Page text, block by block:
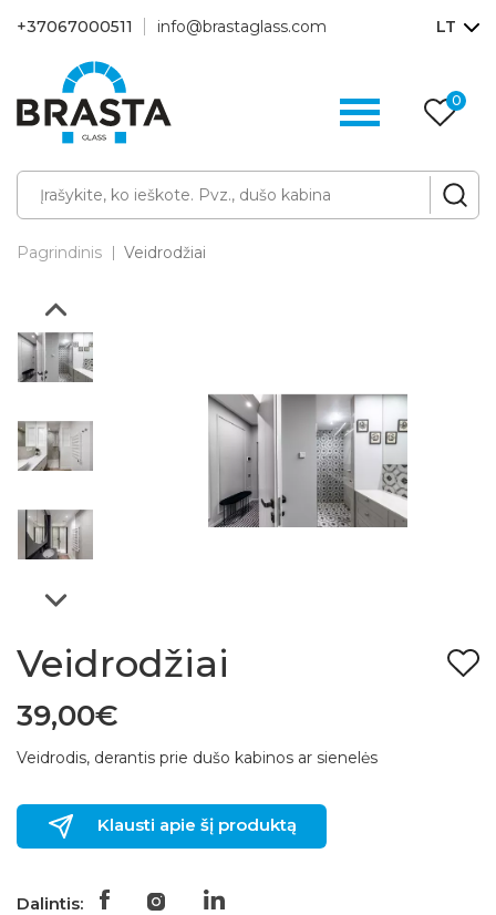
+37067000511 info@brastaglass.com LT
0
Pagrindinis Veidrodžiai
Veidrodžiai
39,00€
Veidrodis, derantis prie dušo kabinos ar sienelės
Klausti apie šį produktą
Dalintis: